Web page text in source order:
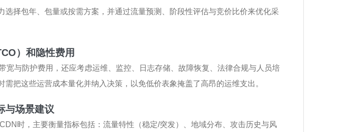
选择包年、包量或按需方案，并通过流量预测、阶段性评估与竞价比价来优化采
）和隐性费用
宽与防护费用，还应考虑运维、监控、日志存储、故障恢复、法律合规与人员培
需把这些运营成本量化并纳入决策，以免低价表象掩盖了高昂的运维支出。
与场景建议
时，主要衡量指标包括：流量特性（稳定/突发）、地域分布、攻击历史与风